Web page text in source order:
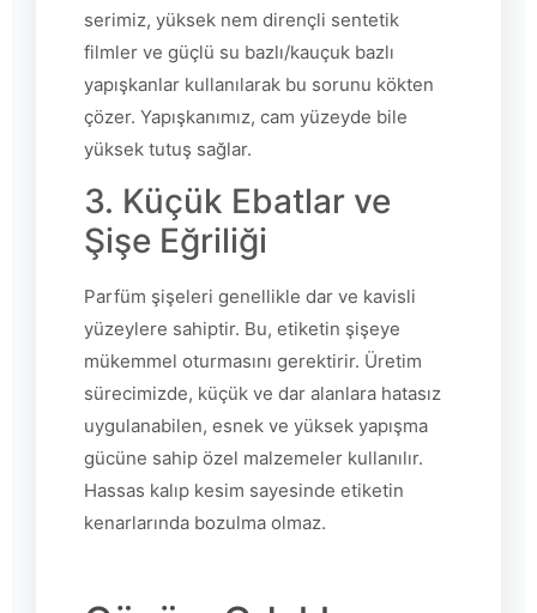
serimiz, yüksek nem dirençli sentetik
filmler ve güçlü su bazlı/kauçuk bazlı
yapışkanlar kullanılarak bu sorunu kökten
çözer. Yapışkanımız, cam yüzeyde bile
yüksek tutuş sağlar.
3. Küçük Ebatlar ve
Şişe Eğriliği
Parfüm şişeleri genellikle dar ve kavisli
yüzeylere sahiptir. Bu, etiketin şişeye
mükemmel oturmasını gerektirir. Üretim
sürecimizde, küçük ve dar alanlara hatasız
uygulanabilen, esnek ve yüksek yapışma
gücüne sahip özel malzemeler kullanılır.
Hassas kalıp kesim sayesinde etiketin
kenarlarında bozulma olmaz.